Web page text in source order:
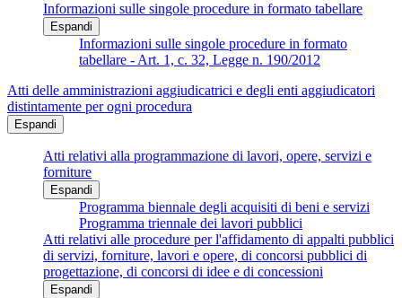
Informazioni sulle singole procedure in formato tabellare
Espandi
Informazioni sulle singole procedure in formato
tabellare - Art. 1, c. 32, Legge n. 190/2012
Atti delle amministrazioni aggiudicatrici e degli enti aggiudicatori
distintamente per ogni procedura
Espandi
Atti relativi alla programmazione di lavori, opere, servizi e
forniture
Espandi
Programma biennale degli acquisiti di beni e servizi
Programma triennale dei lavori pubblici
Atti relativi alle procedure per l'affidamento di appalti pubblici
di servizi, forniture, lavori e opere, di concorsi pubblici di
progettazione, di concorsi di idee e di concessioni
Espandi